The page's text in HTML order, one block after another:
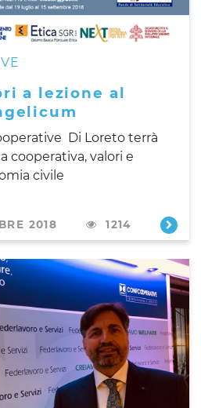
a lezione al
Di Loreto terrà
cooperativa, valori e
civile
2018 1214